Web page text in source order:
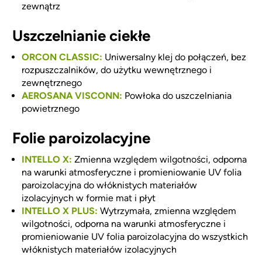
zewnątrz
Uszczelnianie ciekłe
ORCON CLASSIC: Uniwersalny klej do połączeń, bez
rozpuszczalników, do użytku wewnętrznego i
zewnętrznego
AEROSANA VISCONN: Powłoka do uszczelniania
powietrznego
Folie paroizolacyjne
INTELLO X:Zmienna względem wilgotności, odporna
na warunki atmosferyczne i promieniowanie UV folia
paroizolacyjna do włóknistych materiałów
izolacyjnych w formie mat i płyt
INTELLO X PLUS: Wytrzymała, zmienna względem
wilgotności, odporna na warunki atmosferyczne i
promieniowanie UV folia paroizolacyjna do wszystkich
włóknistych materiałów izolacyjnych